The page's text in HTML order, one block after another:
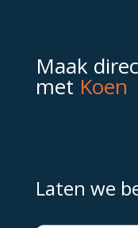
Maak
met Koen
Laten we